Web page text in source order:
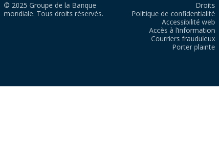
© 2025 Groupe de la Banque
mondiale. Tous droits réservés.
Droits
Politique de confidentialité
Accessibilité web
Accès à l’information
Courriers frauduleux
Porter plainte